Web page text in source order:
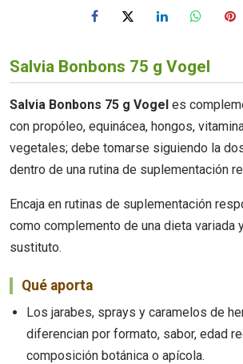
Salvia Bonbons 75 g Vogel
Salvia Bonbons 75 g Vogel es
con propóleo, equinácea, hongos,
vegetales; debe tomarse siguiendo la
dentro de una rutina de suplementación
Encaja en rutinas de suplementación
como complemento de una dieta variada
sustituto.
Qué aporta
Los jarabes, sprays y caramelos de
diferencian por formato, sabor, edad
composición botánica o apícola.